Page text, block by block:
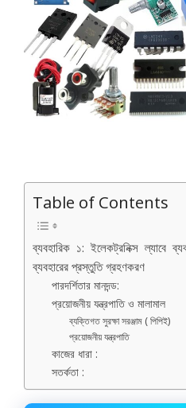
Table of Contents
ব্যবহারিক ১: ইলেকট্রনিক্স ল্যাবে
ব্যবহারের প্রস্তুতি গ্রহণকরণ
পারদর্শিতার মানদন্ড:
প্রয়োজনীয় যন্ত্রপাতি ও মালামাল
ব্যক্তিগত সুরক্ষা সরঞ্জাম ( পিপিই)
প্রয়োজনীয় যন্ত্রপাতি
কাজের ধারা :
সতর্কতা :